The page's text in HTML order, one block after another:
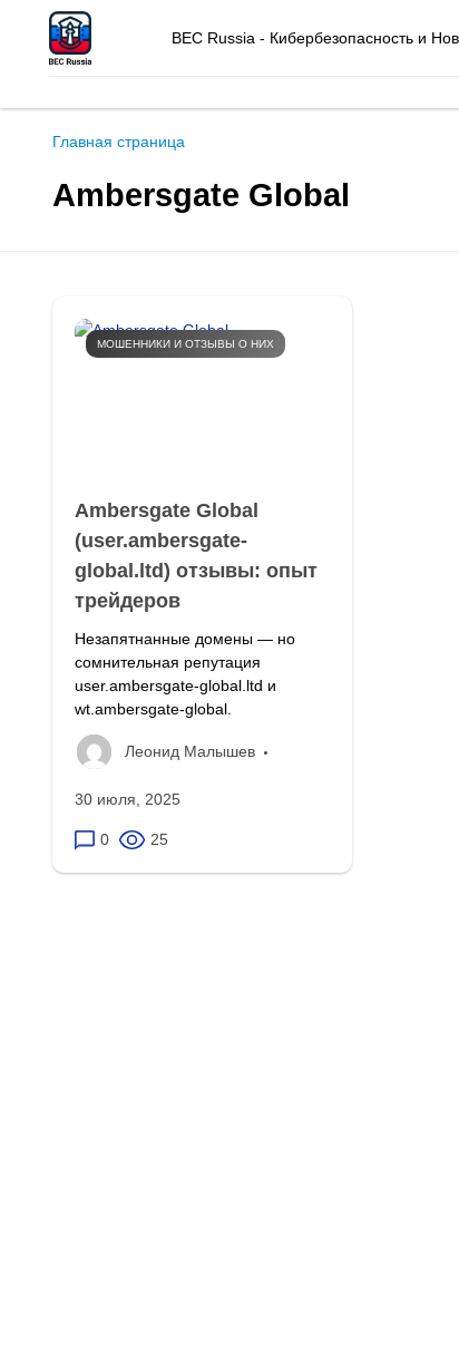
BEC Russia - Кибербезопасность и
Главная страница
Ambersgate Global
МОШЕННИКИ И ОТЗЫВЫ О НИХ
Ambersgate Global
(user.ambersgate-
global.ltd) отзывы: опыт
трейдеров
Незапятнанные домены — но
сомнительная репутация
user.ambersgate-global.ltd и
wt.ambersgate-global.
Леонид Малышев
30 июля, 2025
0 25